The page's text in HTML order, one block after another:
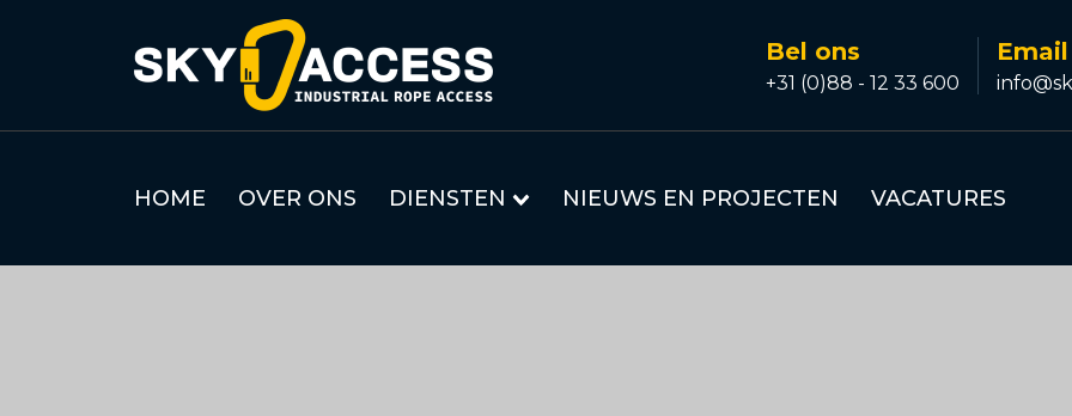
Bel ons
+31 (0)88 - 12 33 600
HOME OVER ONS DIENSTEN NIEUWS EN PROJECTEN VACATURES